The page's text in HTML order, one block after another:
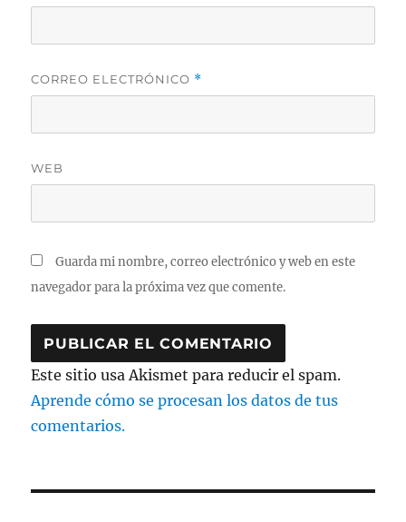
CORREO ELECTRÓNICO *
WEB
Guarda mi nombre, correo electrónico y web en este
navegador para la próxima vez que comente.
Este sitio usa Akismet para reducir el spam.
Aprende cómo se procesan los datos de tus
comentarios.